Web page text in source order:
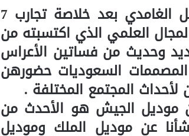
وعبرت عن سرورها بتأسيس دار أزياء أمل الغامدي بعد خلاصة تجارب 7
العلمي الذي اكتسبته من
وحديث من فساتين الأعراس
السعوديات حضورهن
المجتمع المختلفة .
موديل الجيش هو الأحدث من
عن موديل الملك وموديل